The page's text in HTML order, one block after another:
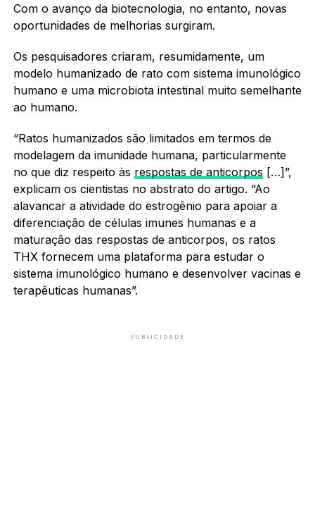
Com o avanço da biotecnologia, no entanto, novas
oportunidades de melhorias surgiram.
Os pesquisadores criaram, resumidamente, um
modelo humanizado de rato com sistema imunológico
humano e uma microbiota intestinal muito semelhante
ao humano.
“Ratos humanizados são limitados em termos de
modelagem da imunidade humana, particularmente
no que diz respeito às respostas de anticorpos […]”,
explicam os cientistas no abstrato do artigo. “Ao
alavancar a atividade do estrogênio para apoiar a
diferenciação de células imunes humanas e a
maturação das respostas de anticorpos, os ratos
THX fornecem uma plataforma para estudar o
sistema imunológico humano e desenvolver vacinas e
terapêuticas humanas”.
PUBLICIDADE